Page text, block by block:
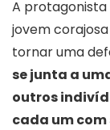
A protagonista
jovem
tornar uma
se junta a
outros
cada um